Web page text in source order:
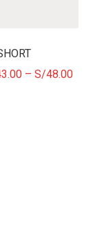
– S/48.00